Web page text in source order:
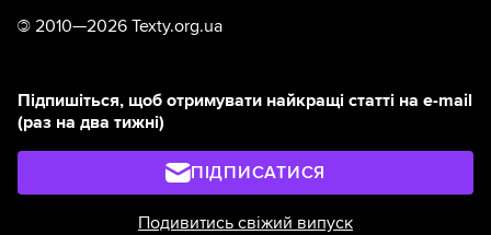
© 2010—2026 Texty.org.ua
Підпишіться, щоб отримувати найкращі статті на e-mail
(раз на два тижні)
ПІДПИСАТИСЯ
Подивитись свіжий випуск